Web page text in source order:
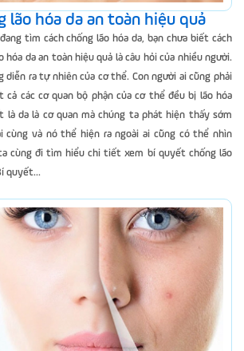
lão hóa da an toàn hiệu quả
tìm cách chống lão hóa da, bạn chưa biết cách
hóa da an toàn hiệu quả là câu hỏi của nhiều người.
diễn ra tự nhiên của cơ thể. Con người ai cũng phải
cả các cơ quan bộ phận của cơ thể đều bị lão hóa
là da là cơ quan mà chúng ta phát hiện thấy sớm
cùng và nó thể hiện ra ngoài ai cũng có thể nhìn
cùng đi tìm hiểu chi tiết xem bí quyết chống lão
quyết...